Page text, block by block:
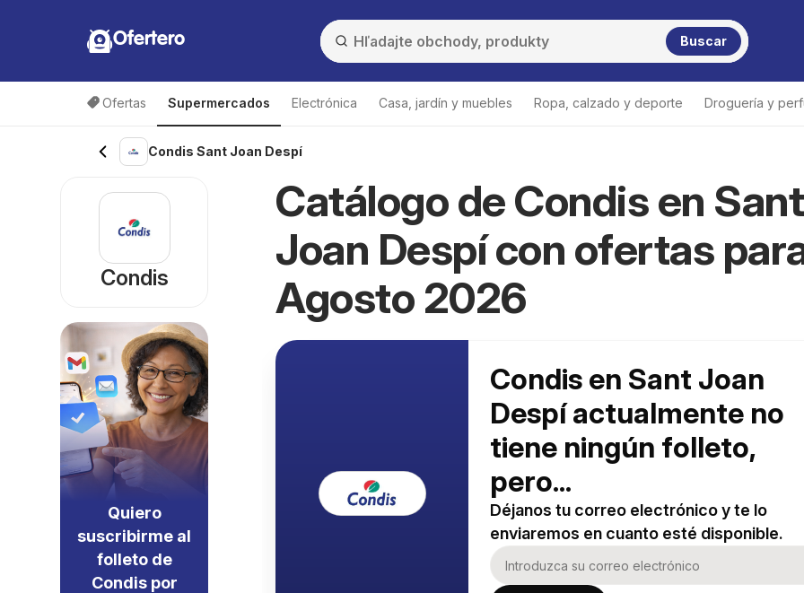
Ofertero Buscar
Ofertas Supermercados Electrónica Casa, jardín y muebles Ropa, calzado y deporte Droguería y
Condis Sant Joan Despí
Catálogo de Condis en Sant
Joan Despí con ofertas
Agosto 2026
Condis en Sant Joan
Despí actualmente no
tiene ningún folleto,
pero...
Déjanos tu correo electrónico y te lo
enviaremos en cuanto esté disponible.
Condis
Quiero
suscribirme al
folleto de
Condis por